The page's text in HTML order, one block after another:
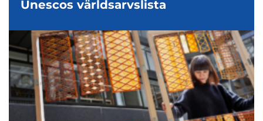
Unescos världsarvslista